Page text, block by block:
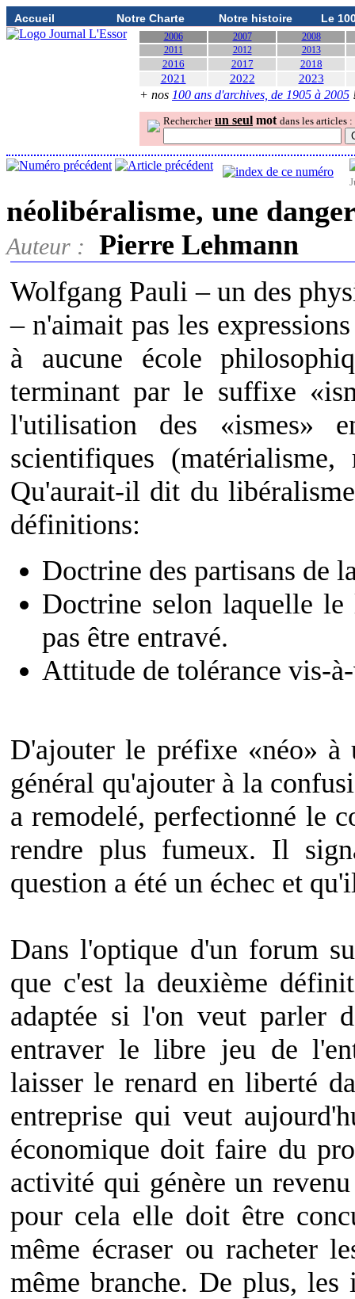
Accueil Notre Charte Notre histoire Le
2006 2007
2008
2011
2012 2013
2016 2017 2018
2021 2022 2023
+ nos 100 ans d'archives, de 1905 à 2005
Rechercher un seul mot dans les articles :
néolibéralisme, une
Auteur :
Pierre Lehmann
Wolfgang Pauli – un des
– n'aimait pas les
à aucune école
terminant par le suffixe
l'utilisation des «ismes»
scientifiques
Qu'aurait-il dit du
définitions:
Doctrine des partisans de
Doctrine selon laquelle
pas être entravé.
Attitude de tolérance vis-
D'ajouter le préfixe «néo»
général qu'ajouter à la
a remodelé, perfectionné le
rendre plus fumeux. Il
question a été un échec et
Dans l'optique d'un forum
que c'est la deuxième
adaptée si l'on veut parler
entraver le libre jeu de
laisser le renard en liberté
entreprise qui veut
économique doit faire du
activité qui génère un
pour cela elle doit être
même écraser ou racheter
même branche. De plus,